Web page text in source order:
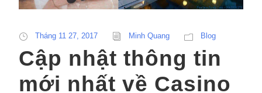
Tháng 11 27, 2017 Minh Quang Blog
Cập nhật thông tin
mới nhất về Casino